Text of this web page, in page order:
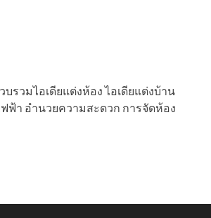
บรวมไอเดียแต่งห้อง ไอเดียแต่งบ้าน
ฟ้า อำนวยความสะดวก การจัดห้อง